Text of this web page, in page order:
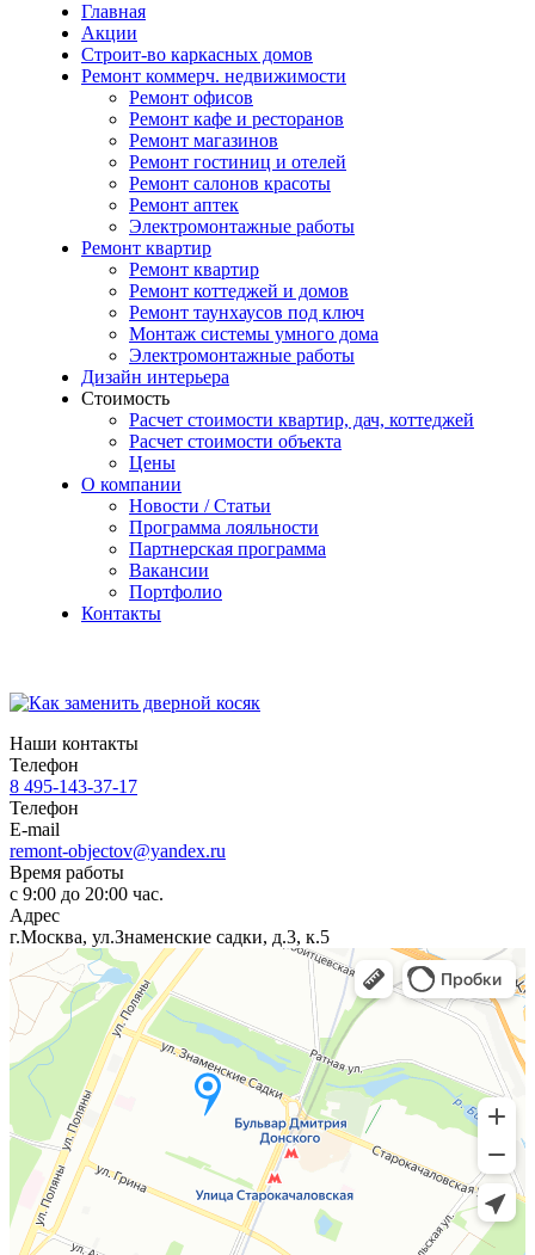
Главная
Акции
Строит-во каркасных домов
Ремонт коммерч. недвижимости
Ремонт офисов
Ремонт кафе и ресторанов
Ремонт магазинов
Ремонт гостиниц и отелей
Ремонт салонов красоты
Ремонт аптек
Электромонтажные работы
Ремонт квартир
Ремонт квартир
Ремонт коттеджей и домов
Ремонт таунхаусов под ключ
Монтаж системы умного дома
Электромонтажные работы
Дизайн интерьера
Стоимость
Расчет стоимости квартир, дач, коттеджей
Расчет стоимости объекта
Цены
О компании
Новости / Статьи
Программа лояльности
Партнерская программа
Вакансии
Портфолио
Контакты
Наши контакты
Телефон
8 495-143-37-17
Телефон
E-mail
remont-objectov@yandex.ru
Время работы
с 9:00 до 20:00 час.
Адрес
г.Москва, ул.Знаменские садки, д.3, к.5